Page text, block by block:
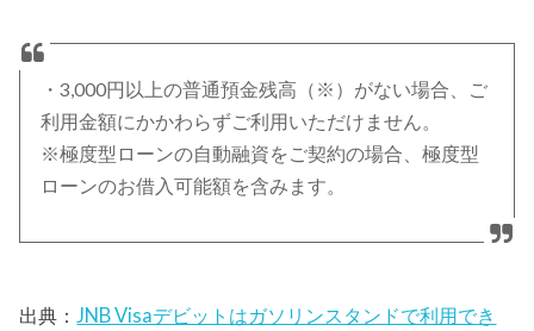
・3,000円以上の普通預金残高（※）がない場合、ご
利用金額にかかわらずご利用いただけません。
※極度型ローンの自動融資をご契約の場合、極度型
ローンのお借入可能額を含みます。
出典：JNB Visaデビットはガソリンスタンドで利用でき